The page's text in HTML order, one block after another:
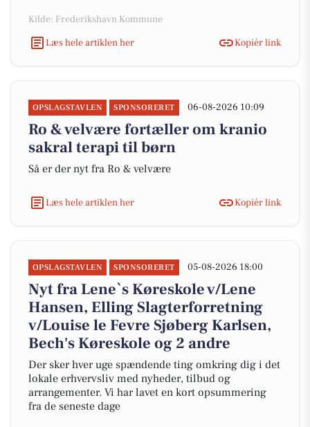
Kilde: Frederikshavn Kommune
Læs hele artiklen her
Kopiér link
OPSLAGSTAVLEN SPONSORERET 06-08-2026 10:09
Ro & velvære fortæller om kranio
sakral terapi til børn
Så er der nyt fra Ro & velvære
Læs hele artiklen her Kopiér link
OPSLAGSTAVLEN SPONSORERET 05-08-2026 18:00
Nyt fra Lene`s Køreskole v/Lene
Hansen, Elling Slagterforretning
v/Louise le Fevre Sjøberg Karlsen,
Bech's Køreskole og 2 andre
Der sker hver uge spændende ting omkring dig i det
lokale erhvervsliv med nyheder, tilbud og
arrangementer. Vi har lavet en kort opsummering
fra de seneste dage